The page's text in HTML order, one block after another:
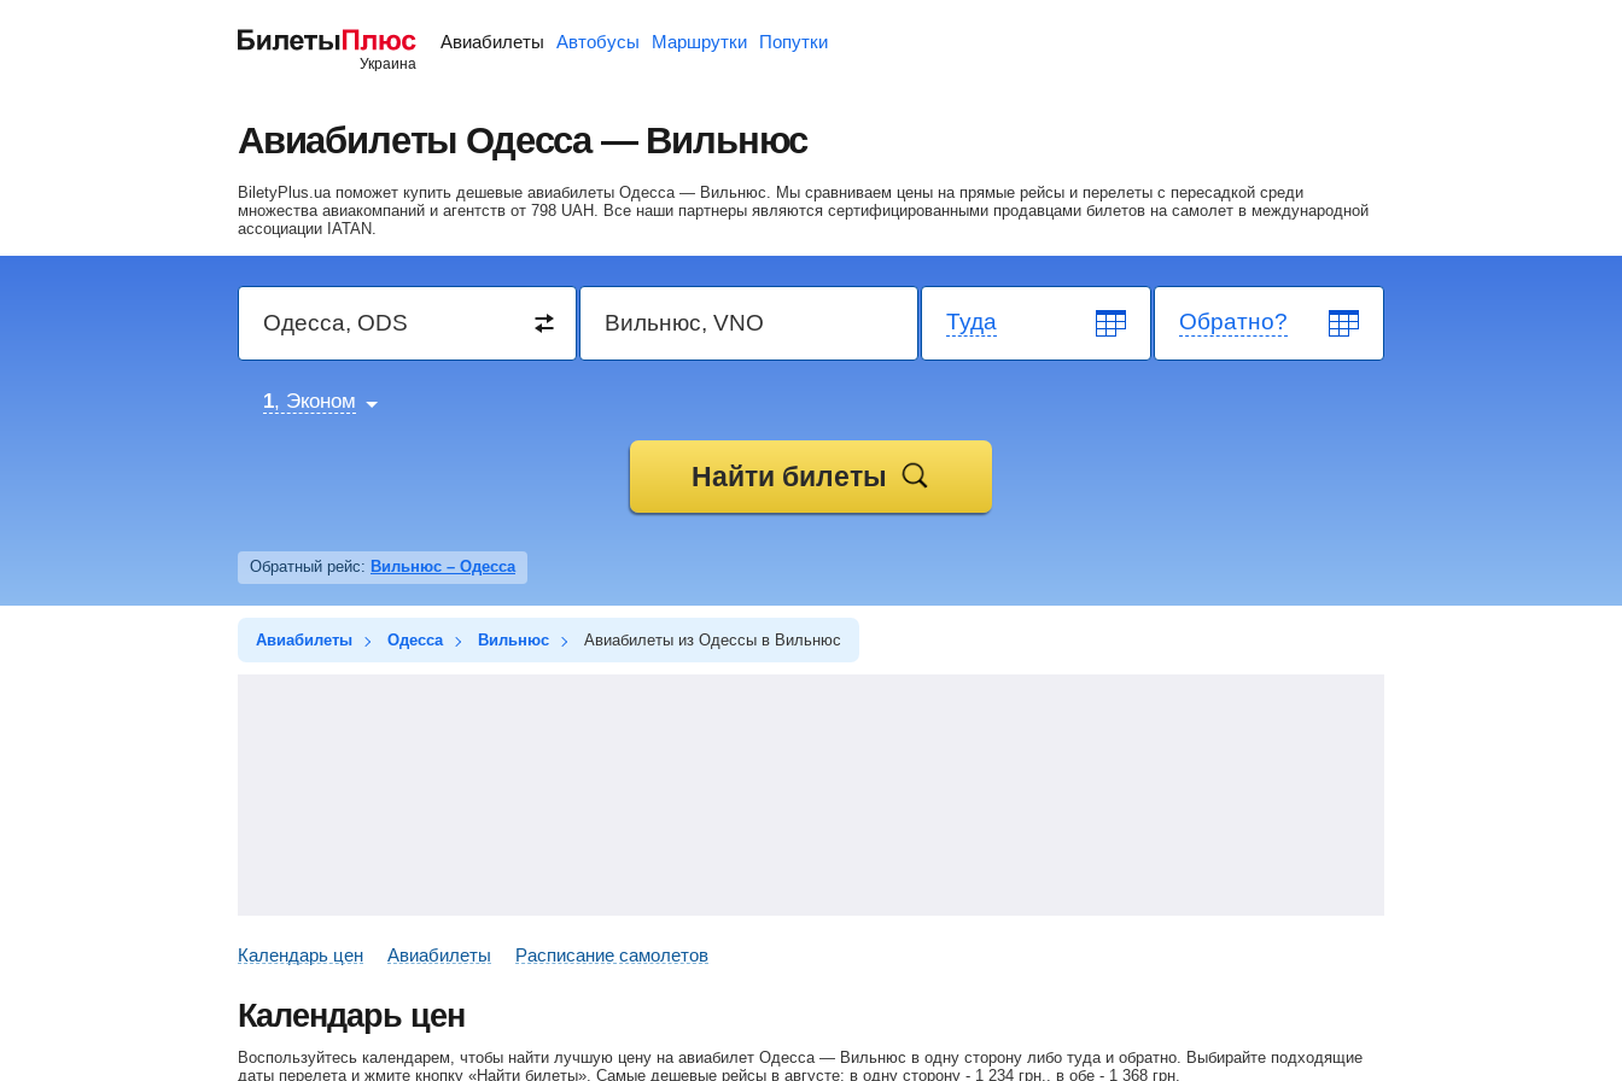
Авиабилеты Автобусы Маршрутки Попутки
Авиабилеты Одесса — Вильнюс
BiletyPlus.ua поможет купить дешевые авиабилеты Одесса — Вильнюс. Мы сравниваем цены на прямые рейсы и перелеты с пересадкой среди
множества авиакомпаний и агентств от 798 UAH . Все наши партнеры являются сертифицированными продавцами билетов на самолет в международной
ассоциации IATAN.
Туда Обратно?
1, Эконом
Найти билеты
Обратный рейс: Вильнюс – Одесса
Авиабилеты Одесса Вильнюс Авиабилеты из Одессы в Вильнюс
Календарь цен Авиабилеты Расписание самолетов
Календарь цен
Воспользуйтесь календарем, чтобы найти лучшую цену на авиабилет Одесса — Вильнюс в одну сторону либо туда и обратно. Выбирайте подходящие
даты перелета и жмите кнопку «Найти билеты». Самые дешевые рейсы в августе: в одну сторону - 1 234 грн., в обе - 1 368 грн.